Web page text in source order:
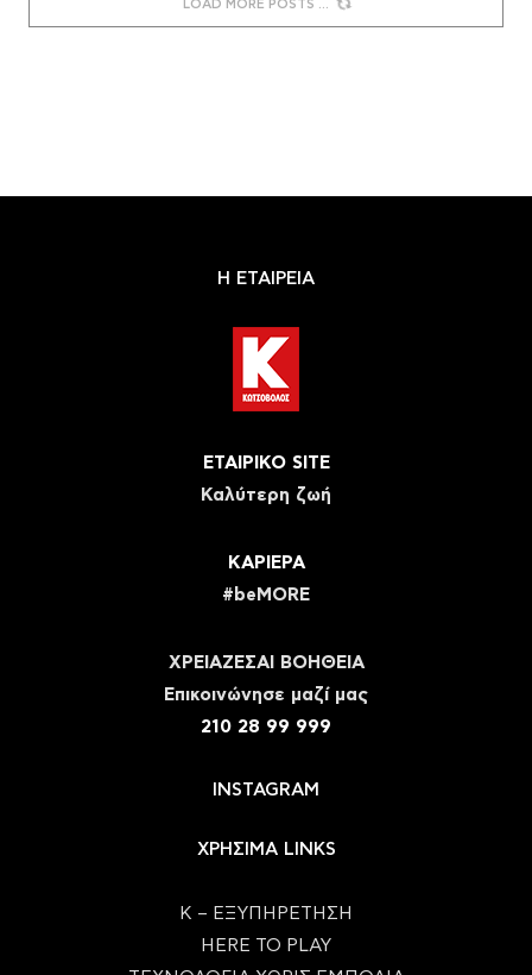
LOAD MORE POSTS
Η ΕΤΑΙΡΕΙΑ
ΕΤΑΙΡΙΚΟ SITE
Καλύτερη ζωή
ΚΑΡΙΕΡΑ
#beMORE
ΧΡΕΙΑΖΕΣΑΙ ΒΟΗΘΕΙΑ
Eπικοινώνησε μαζί μας
210 28 99 999
INSTAGRAM
ΧΡΗΣΙΜΑ LINKS
Κ – ΕΞΥΠΗΡΕΤΗΣΗ
HERE TO PLAY